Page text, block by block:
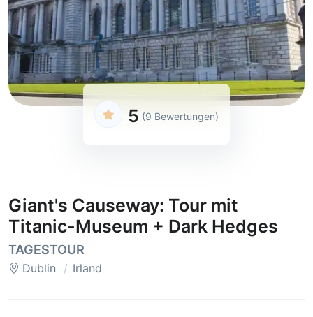
5 (9 Bewertungen)
Giant's Causeway: Tour mit
Titanic-Museum + Dark Hedges
TAGESTOUR
Dublin Irland